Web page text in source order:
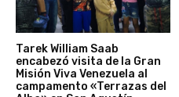
Tarek William Saab
encabezó visita de la Gran
Misión Viva Venezuela al
campamento «Terrazas del